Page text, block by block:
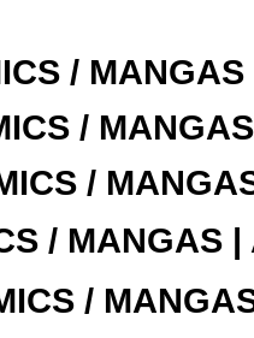
/
/
/
/ MANGAS |
/